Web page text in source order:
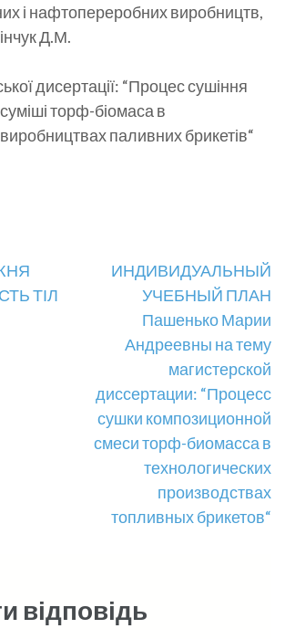
і нафтопереробних виробництв,
Д.М.
дисертації: “Процес сушіння
торф-біомаса в
паливних брикетів“
ТІЛ
ИНДИВИДУАЛЬНЫЙ
УЧЕБНЫЙ ПЛАН
Пашенько Марии
Андреевны на тему
магистерской
диссертации: “Процесс
сушки композиционной
смеси торф-биомасса в
технологических
производствах
топливных брикетов“
відповідь